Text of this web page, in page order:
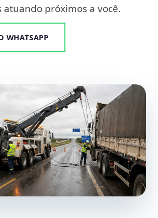
atuando próximos a você.
WHATSAPP